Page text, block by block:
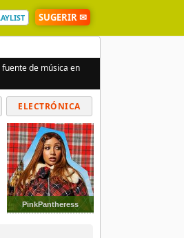
SUGERIR ✉
fuente de música en
ELECTRÓNICA
PinkPantheress